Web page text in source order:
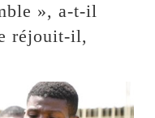
», a-t-il
réjouit-il,